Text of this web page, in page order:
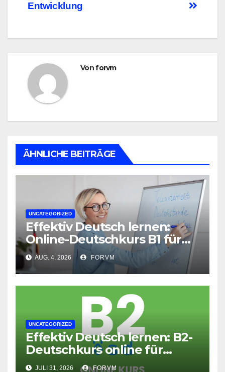
Entwicklung
Vonforvm
ÄHNLICHE BEITRÄGE
UNCATEGORIZED
Effektiv Deutsch lernen:
Online-Deutschkurs B1 für
flexible Lernerfolge
AUG. 4, 2026 FORVM
UNCATEGORIZED
Effektiv Deutsch lernen: B2-
Deutschkurs online für
Fortgeschrittene
JULI 31, 2026 FORVM